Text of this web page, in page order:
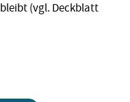
(vgl. Deckblatt